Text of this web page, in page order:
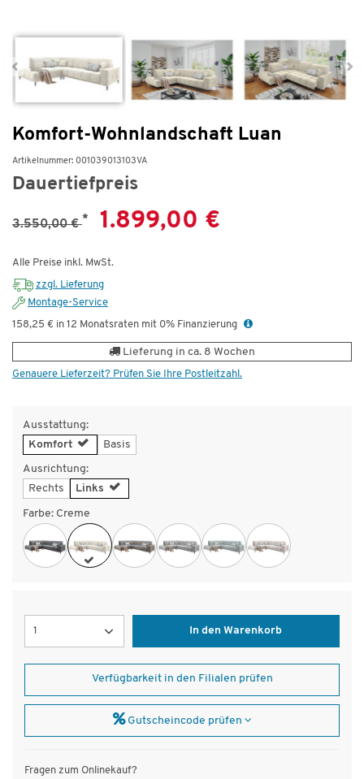
Komfort-Wohnlandschaft Luan
Artikelnummer: 001039013103VA
Dauertiefpreis
3.550,00 €* 1.899,00 €
Alle Preise inkl. MwSt.
zzgl. Lieferung
Montage-Service
158,25 € in 12 Monatsraten mit 0% Finanzierung
Lieferung in ca. 8 Wochen
Genauere Lieferzeit? Prüfen Sie Ihre Postleitzahl.
Ausstattung:
Komfort
Basis
Ausrichtung:
Rechts
Links
Farbe: Creme
In den Warenkorb
Verfügbarkeit in den Filialen prüfen
Gutscheincode prüfen
Fragen zum Onlinekauf?